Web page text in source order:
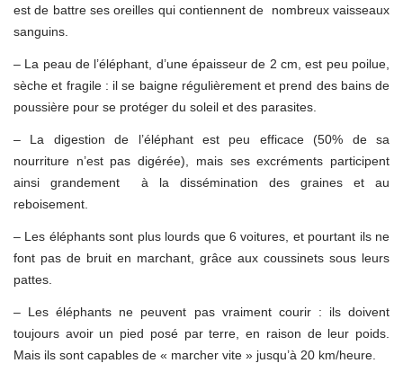
est de battre ses oreilles qui contiennent de nombreux vaisseaux
sanguins.
– La peau de l’éléphant, d’une épaisseur de 2 cm, est peu poilue,
sèche et fragile : il se baigne régulièrement et prend des bains de
poussière pour se protéger du soleil et des parasites.
– La digestion de l’éléphant est peu efficace (50% de sa
nourriture n’est pas digérée), mais ses excréments participent
ainsi grandement à la dissémination des graines et au
reboisement.
– Les éléphants sont plus lourds que 6 voitures, et pourtant ils ne
font pas de bruit en marchant, grâce aux coussinets sous leurs
pattes.
– Les éléphants ne peuvent pas vraiment courir : ils doivent
toujours avoir un pied posé par terre, en raison de leur poids.
Mais ils sont capables de « marcher vite » jusqu’à 20 km/heure.